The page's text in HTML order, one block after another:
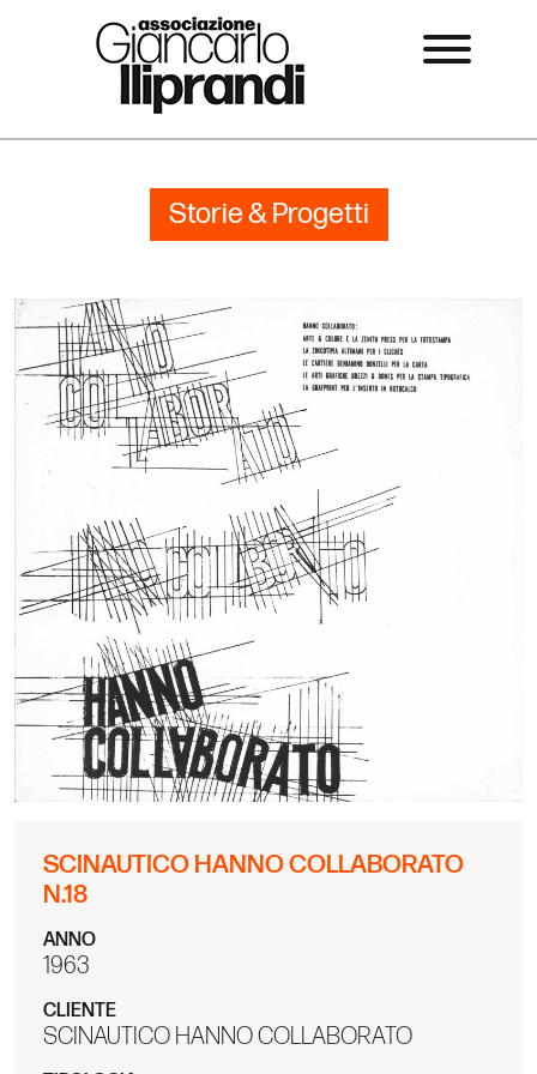
Storie & Progetti
SCINAUTICO HANNO COLLABORATO
N.18
ANNO
1963
CLIENTE
SCINAUTICO HANNO COLLABORATO